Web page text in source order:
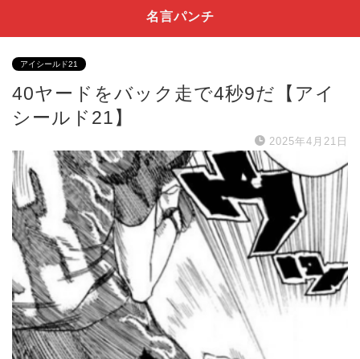
名言パンチ
アイシールド21
40ヤードをバック走で4秒9だ【アイ
シールド21】
2025年4月21日